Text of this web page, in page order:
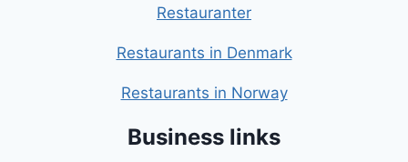
Restauranter
Restaurants in Denmark
Restaurants in Norway
Business links